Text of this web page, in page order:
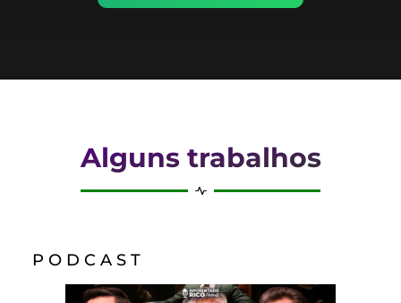
Alguns trabalhos
P O D C A S T